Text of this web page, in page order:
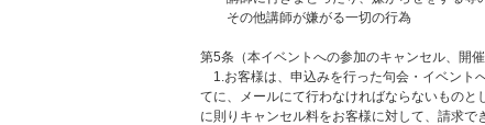
その他講師が嫌がる一切の行為
第5条（本イベントへの参加のキャンセル、開催
1.お客様は、申込みを行った句会・イベント
てに、メールにて行わなければならないもの
に則りキャンセル料をお客様に対して、請求で